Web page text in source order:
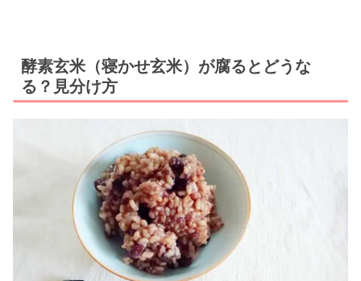
酵素玄米（寝かせ玄米）が腐るとどうな
る？見分け方